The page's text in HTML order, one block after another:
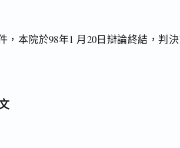
本院於98年1 月20日辯論終結，判